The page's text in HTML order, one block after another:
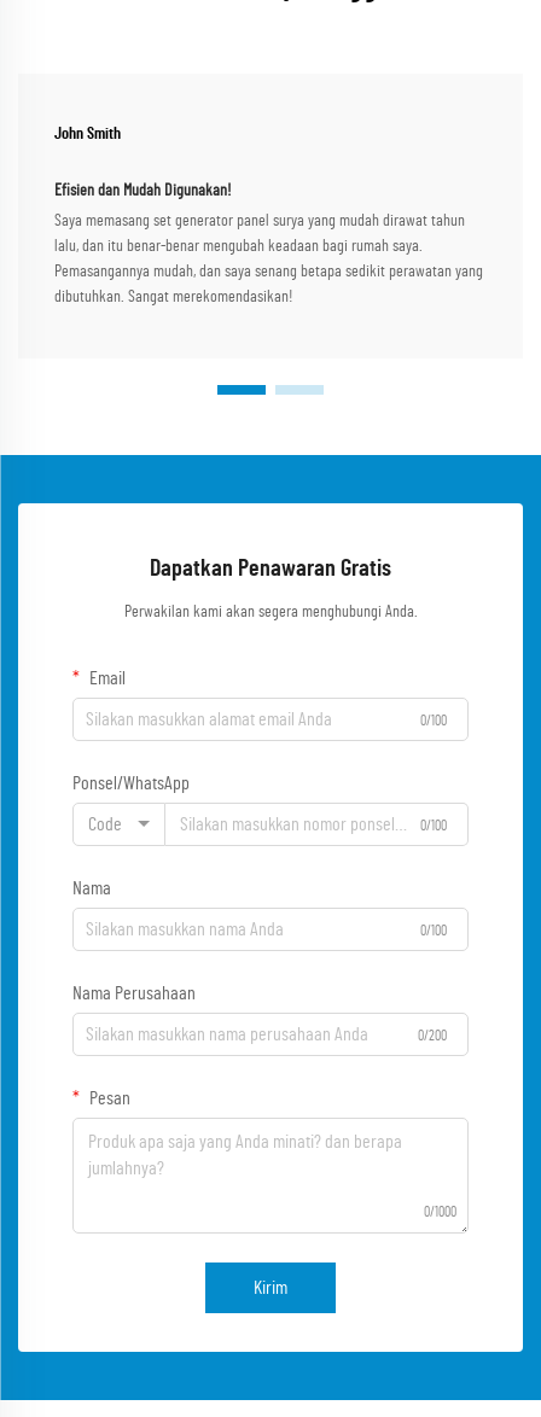
John Smith
Efisien dan Mudah Digunakan!
Saya memasang set generator panel surya yang mudah dirawat tahun
lalu, dan itu benar-benar mengubah keadaan bagi rumah saya.
Pemasangannya mudah, dan saya senang betapa sedikit perawatan yang
dibutuhkan. Sangat merekomendasikan!
Dapatkan Penawaran Gratis
Perwakilan kami akan segera menghubungi Anda.
Email
0/100
Ponsel/WhatsApp
Code 0/100
Nama
0/100
Nama Perusahaan
0/200
Pesan
0/1000
Kirim